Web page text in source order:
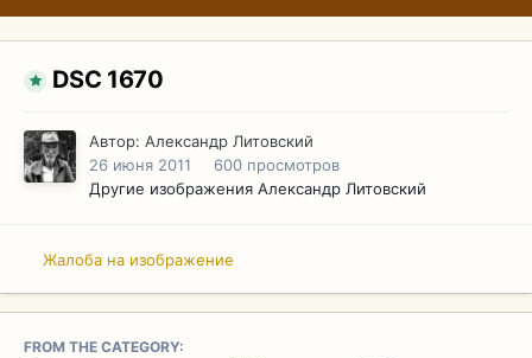
DSC 1670
Автор: Александр Литовский
26 июня 2011
600 просмотров
Другие изображения Александр Литовский
Жалоба на изображение
FROM THE CATEGORY: